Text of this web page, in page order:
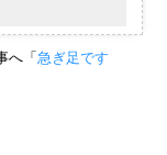
へ「急ぎ足です